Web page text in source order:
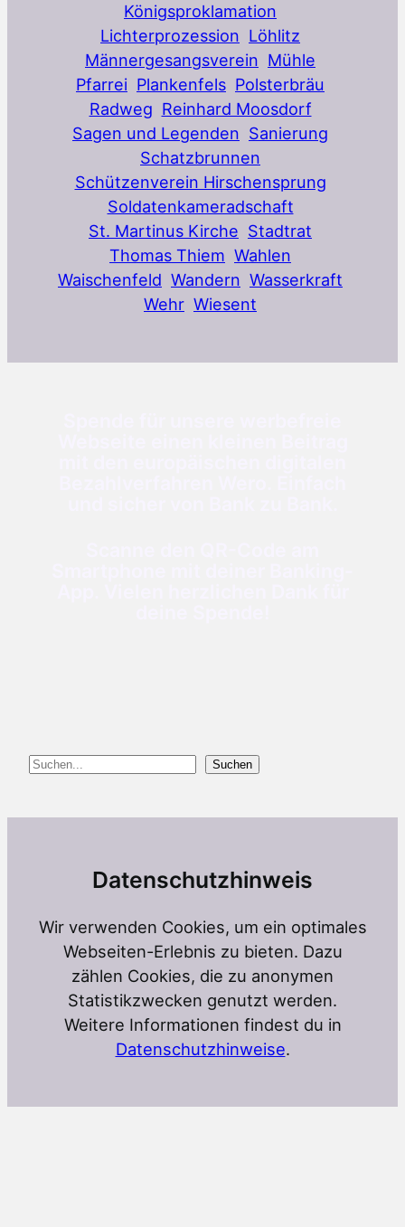
Königsproklamation
Lichterprozession Löhlitz
Männergesangsverein Mühle
Pfarrei Plankenfels Polsterbräu
Radweg Reinhard Moosdorf
Sagen und Legenden Sanierung
Schatzbrunnen
Schützenverein Hirschensprung
Soldatenkameradschaft
St. Martinus Kirche Stadtrat
Thomas Thiem Wahlen
Waischenfeld Wandern Wasserkraft
Wehr Wiesent
Suchen Suchen
Datenschutzhinweis
Wir verwenden Cookies, um ein optimales
Webseiten-Erlebnis zu bieten. Dazu
zählen Cookies, die zu anonymen
Statistikzwecken genutzt werden.
Weitere Informationen findest du in
Datenschutzhinweise.